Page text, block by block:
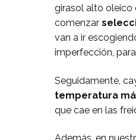
girasol alto oleico
comenzar
van a ir
imperfección,
Seguidamente,
temperatura
que cae en las